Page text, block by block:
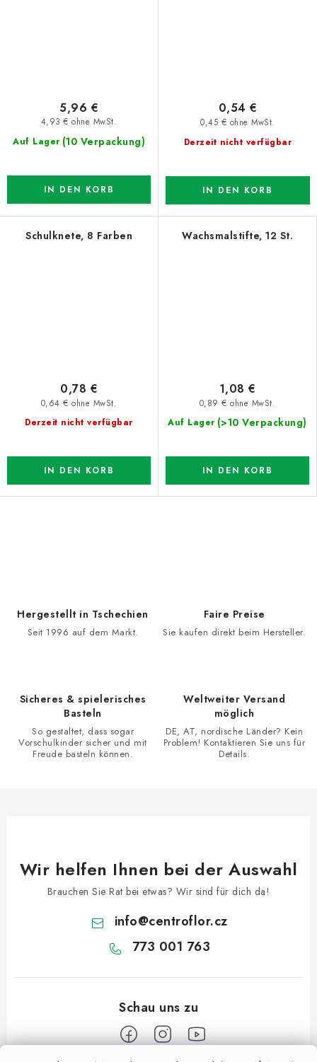
Auf Lager (10 Verpackung)
4,93 € ohne MwSt.
5,96 €
IN DEN KORB
Derzeit nicht verfügbar
0,45 € ohne MwSt.
0,54 €
IN DEN KORB
Schulknete, 8 Farben
Derzeit nicht verfügbar
0,64 € ohne MwSt.
0,78 €
IN DEN KORB
Wachsmalstifte, 12 St.
Auf Lager (>10 Verpackung)
0,89 € ohne MwSt.
1,08 €
IN DEN KORB
Hergestellt in Tschechien
Seit 1996 auf dem Markt.
Faire Preise
Sie kaufen direkt beim Hersteller.
Sicheres & spielerisches
Basteln
So gestaltet, dass sogar
Vorschulkinder sicher und mit
Freude basteln können.
Weltweiter Versand
möglich
DE, AT, nordische Länder? Kein
Problem! Kontaktieren Sie uns für
Details.
Wir helfen Ihnen bei der Auswahl
Brauchen Sie Rat bei etwas? Wir sind für dich da!
info@centroflor.cz
773 001 763